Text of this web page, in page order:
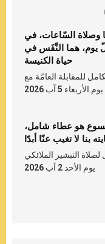
وصلاة السّاعات، في
يوم، هما النَّفَس في
حياة الكنيسة
للمقابلة العامّة مع
5 آب 2026
هو عطاء شامل،
بنا لا تغيب عنّا أبدًا
التبشير الملائكي
يوم الأحد 2 آب 2026